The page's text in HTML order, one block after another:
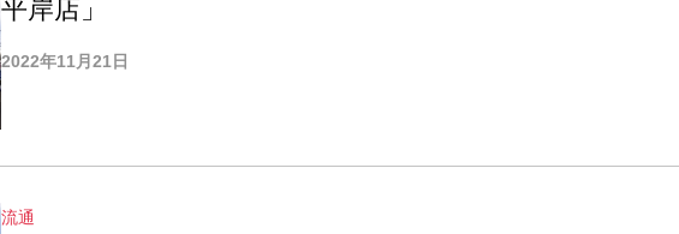
平岸店」
2022年11月21日
流通